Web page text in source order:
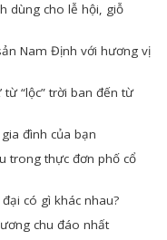
dùng cho lễ hội, giỗ
Nam Định với hương vị
từ “lộc” trời ban đến từ
đình của bạn
trong thực đơn phố cổ
có gì khác nhau?
chu đáo nhất